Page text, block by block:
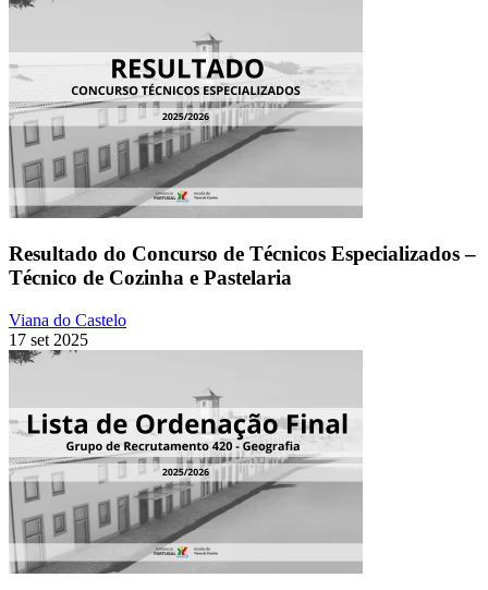
Resultado do Concurso de Técnicos Especializados –
Técnico de Cozinha e Pastelaria
Viana do Castelo
17 set 2025